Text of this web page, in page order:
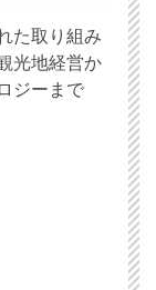
た取り組み
光地経営か
ジーまで